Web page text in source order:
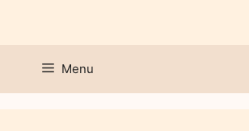
Menu